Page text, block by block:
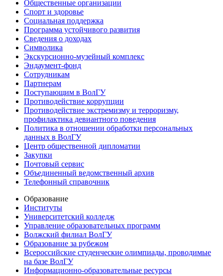
Общественные организации
Спорт и здоровье
Социальная поддержка
Программа устойчивого развития
Сведения о доходах
Символика
Экскурсионно-музейный комплекс
Эндаумент-фонд
Сотрудникам
Партнерам
Поступающим в ВолГУ
Противодействие коррупции
Противодействие экстремизму и терроризму,
профилактика девиантного поведения
Политика в отношении обработки персональных
данных в ВолГУ
Центр общественной дипломатии
Закупки
Почтовый сервис
Объединенный ведомственный архив
Телефонный справочник
Образование
Институты
Университетский колледж
Управление образовательных программ
Волжский филиал ВолГУ
Образование за рубежом
Всероссийские студенческие олимпиады, проводимые
на базе ВолГУ
Информационно-образовательные ресурсы